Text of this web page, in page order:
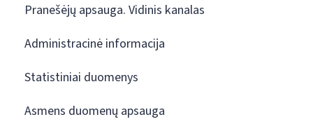
Pranešėjų apsauga. Vidinis kanalas
Administracinė informacija
Statistiniai duomenys
Asmens duomenų apsauga